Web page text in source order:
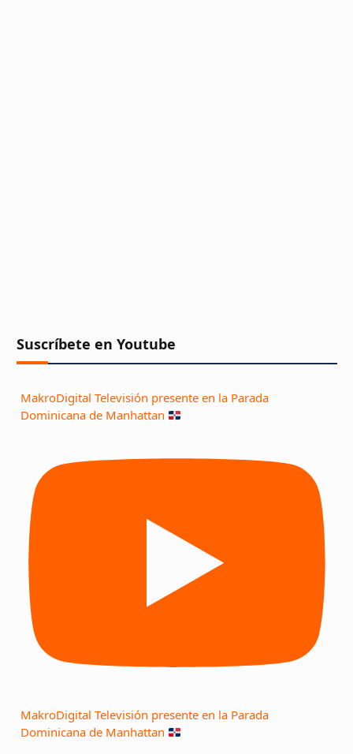
Suscríbete en Youtube
MakroDigital Televisión presente en la Parada
Dominicana de Manhattan
MakroDigital Televisión presente en la Parada
Dominicana de Manhattan